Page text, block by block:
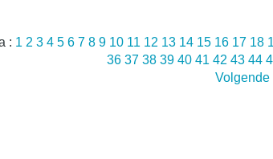
: 1 2 3 4 5 6 7 8 9 10 11 12 13 14 15 16 17 18
36 37 38 39 40 41 42 43 44
Volgende